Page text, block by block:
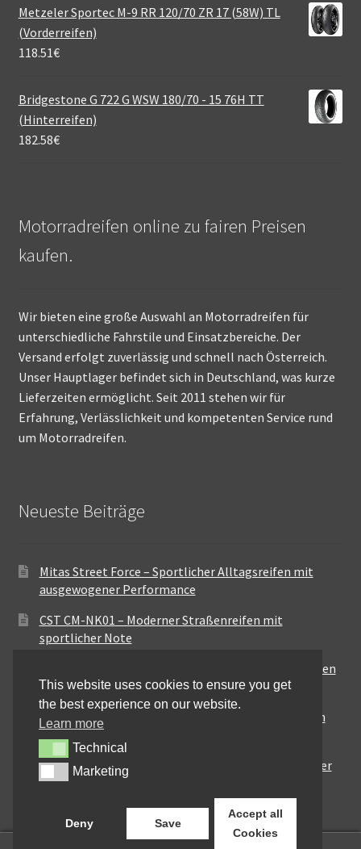
Metzeler Sportec M-9 RR 120/70 ZR 17 (58W) TL
(Vorderreifen)
118.51€
Bridgestone G 722 G WSW 180/70 - 15 76H TT
(Hinterreifen)
182.58€
Motorradreifen online zu fairen Preisen
kaufen.
Wir bieten eine große Auswahl an Motorradreifen für
unterschiedliche Fahrstile und Einsatzbereiche. Der
Versand erfolgt zuverlässig und schnell nach Österreich.
Unser Hauptlager befindet sich in Deutschland, was kurze
Lieferzeiten ermöglicht. Seit 2011 stehen wir für
Erfahrung, Verlässlichkeit und kompetenten Service rund
um Motorradreifen.
Neueste Beiträge
Mitas Street Force – Sportlicher Alltagsreifen mit
ausgewogener Performance
CST CM-NK01 – Moderner Straßenreifen mit
sportlicher Note
Maxxis MA-ST3 – Ausgewogener Sport-Touring-Reifen
für vielseitige Einsätze
Pirelli City Demon – Zuverlässigkeit für den urbanen
Alltag
Metzeler Perfect ME77 – Klassische Optik mit solider
Straßenperformance
This website uses cookies to ensure you get
the best experience on our website.
Learn more
TechnicalTechnical
MarketingMarketing
Deny Save
Accept all
Cookies